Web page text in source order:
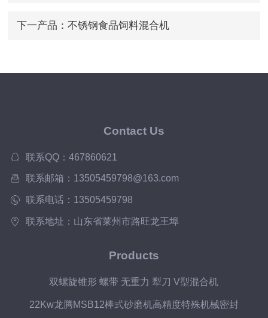
下一产品： 不锈钢食品饲料混合机
Contact Us
联系QQ：467860621
联系邮箱：13505459798@163.com
联系电话：13505459798
联系地址：山东省莱州市路旺龙王埠
Products
双螺旋锥形 螺带 无重力 犁刀 V型混合机
22Kw龙腾MSB12棒式砂磨机高精度特殊机械密封